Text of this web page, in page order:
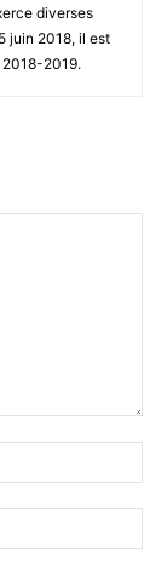
diverses
juin 2018, il est
2019.